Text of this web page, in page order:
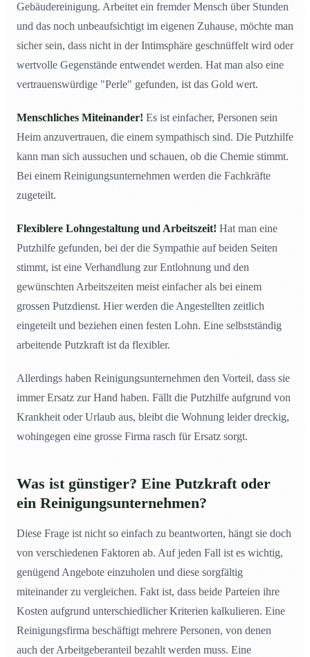
Gebäudereinigung. Arbeitet ein fremder Mensch über Stunden
und das noch unbeaufsichtigt im eigenen Zuhause, möchte man
sicher sein, dass nicht in der Intimsphäre geschnüffelt wird oder
wertvolle Gegenstände entwendet werden. Hat man also eine
vertrauenswürdige "Perle" gefunden, ist das Gold wert.
Menschliches Miteinander! Es ist einfacher, Personen sein
Heim anzuvertrauen, die einem sympathisch sind. Die Putzhilfe
kann man sich aussuchen und schauen, ob die Chemie stimmt.
Bei einem Reinigungsunternehmen werden die Fachkräfte
zugeteilt.
Flexiblere Lohngestaltung und Arbeitszeit! Hat man eine
Putzhilfe gefunden, bei der die Sympathie auf beiden Seiten
stimmt, ist eine Verhandlung zur Entlohnung und den
gewünschten Arbeitszeiten meist einfacher als bei einem
grossen Putzdienst. Hier werden die Angestellten zeitlich
eingeteilt und beziehen einen festen Lohn. Eine selbstständig
arbeitende Putzkraft ist da flexibler.
Allerdings haben Reinigungsunternehmen den Vorteil, dass sie
immer Ersatz zur Hand haben. Fällt die Putzhilfe aufgrund von
Krankheit oder Urlaub aus, bleibt die Wohnung leider dreckig,
wohingegen eine grosse Firma rasch für Ersatz sorgt.
Was ist günstiger? Eine Putzkraft oder
ein Reinigungsunternehmen?
Diese Frage ist nicht so einfach zu beantworten, hängt sie doch
von verschiedenen Faktoren ab. Auf jeden Fall ist es wichtig,
genügend Angebote einzuholen und diese sorgfältig
miteinander zu vergleichen. Fakt ist, dass beide Parteien ihre
Kosten aufgrund unterschiedlicher Kriterien kalkulieren. Eine
Reinigungsfirma beschäftigt mehrere Personen, von denen
auch der Arbeitgeberanteil bezahlt werden muss. Eine